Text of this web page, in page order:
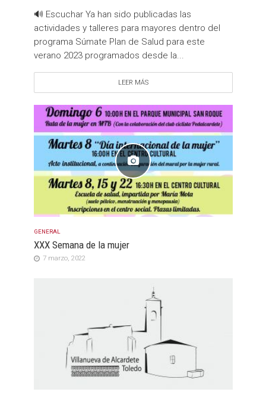
🔊 Escuchar Ya han sido publicadas las
actividades y talleres para mayores dentro del
programa Súmate Plan de Salud para este
verano 2023 programados desde la...
LEER MÁS
GENERAL
XXX Semana de la mujer
7 marzo, 2022